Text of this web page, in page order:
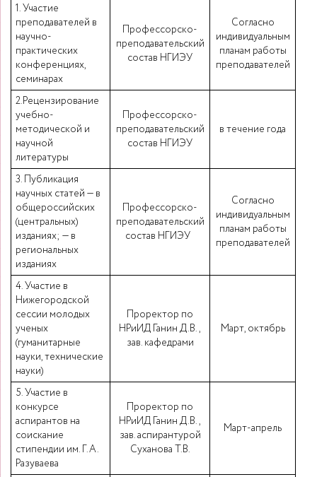
1. Участие
преподавателей в
научно-
практических
конференциях,
семинарах
Профессорско-
преподавательский
состав НГИЭУ
Согласно
индивидуальным
планам работы
преподавателей
2.Рецензирование
учебно-
методической и
научной
литературы
Профессорско-
преподавательский
состав НГИЭУ
в течение года
3. Публикация
научных статей — в
общероссийских
(центральных)
изданиях; — в
региональных
изданиях
Профессорско-
преподавательский
состав НГИЭУ
Согласно
индивидуальным
планам работы
преподавателей
4. Участие в
Нижегородской
сессии молодых
ученых
(гуманитарные
науки, технические
науки)
Проректор по
НРиИД Ганин Д.В.,
зав. кафедрами
Март, октябрь
5. Участие в
конкурсе
аспирантов на
соискание
стипендии им. Г.А.
Разуваева
Проректор по
НРиИД Ганин Д.В.,
зав. аспирантурой
Суханова Т.В.
Март-апрель